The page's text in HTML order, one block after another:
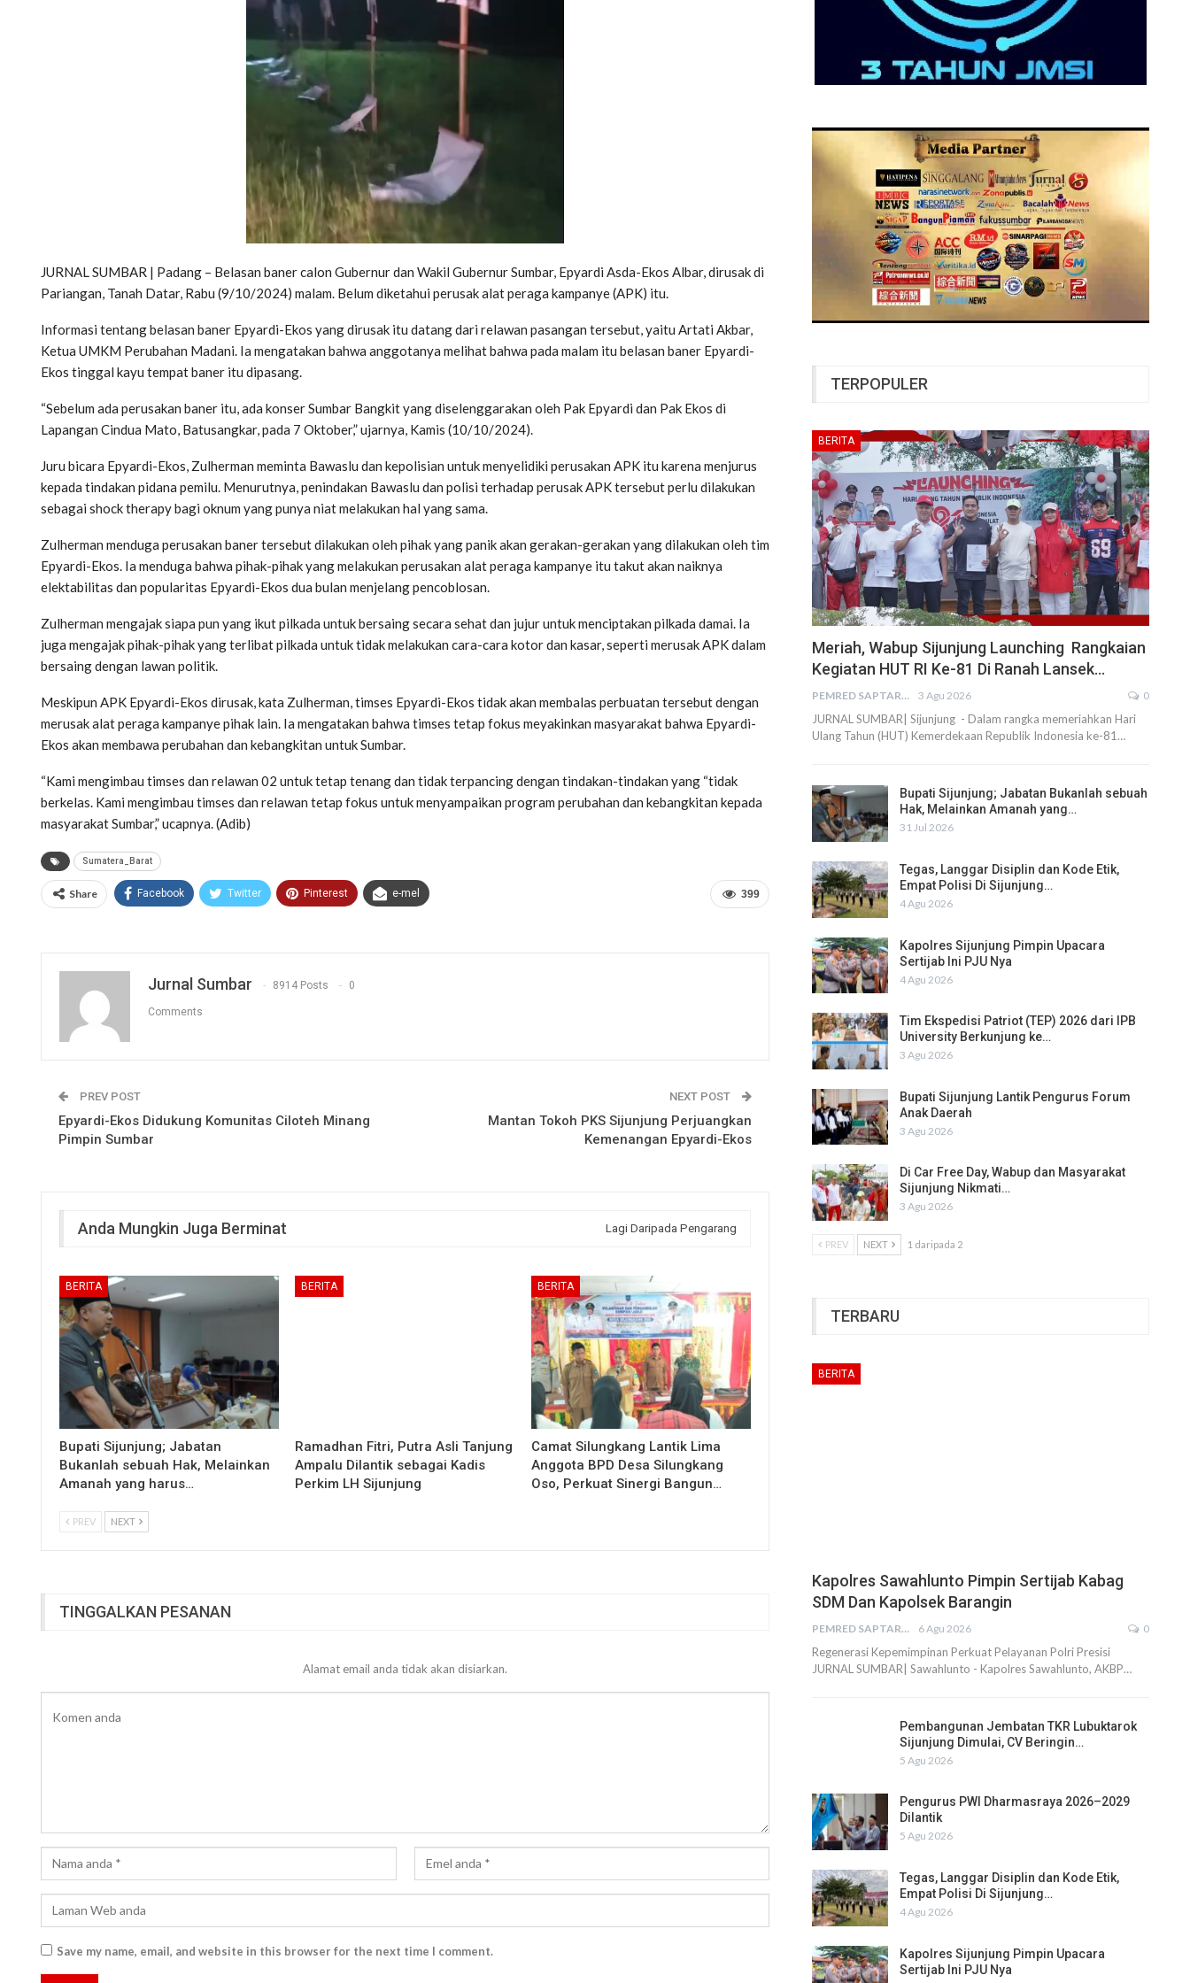
JURNAL SUMBAR | Padang – Belasan baner calon Gubernur dan Wakil Gubernur Sumbar, Epyardi Asda-Ekos Albar, dirusak di
Pariangan, Tanah Datar, Rabu (9/10/2024) malam. Belum diketahui perusak alat peraga kampanye (APK) itu.
Informasi tentang belasan baner Epyardi-Ekos yang dirusak itu datang dari relawan pasangan tersebut, yaitu Artati Akbar,
Ketua UMKM Perubahan Madani. Ia mengatakan bahwa anggotanya melihat bahwa pada malam itu belasan baner Epyardi-
Ekos tinggal kayu tempat baner itu dipasang.
“Sebelum ada perusakan baner itu, ada konser Sumbar Bangkit yang diselenggarakan oleh Pak Epyardi dan Pak Ekos di
Lapangan Cindua Mato, Batusangkar, pada 7 Oktober,” ujarnya, Kamis (10/10/2024).
Juru bicara Epyardi-Ekos, Zulherman meminta Bawaslu dan kepolisian untuk menyelidiki perusakan APK itu karena menjurus
kepada tindakan pidana pemilu. Menurutnya, penindakan Bawaslu dan polisi terhadap perusak APK tersebut perlu dilakukan
sebagai shock therapy bagi oknum yang punya niat melakukan hal yang sama.
Zulherman menduga perusakan baner tersebut dilakukan oleh pihak yang panik akan gerakan-gerakan yang dilakukan oleh tim
Epyardi-Ekos. Ia menduga bahwa pihak-pihak yang melakukan perusakan alat peraga kampanye itu takut akan naiknya
elektabilitas dan popularitas Epyardi-Ekos dua bulan menjelang pencoblosan.
Zulherman mengajak siapa pun yang ikut pilkada untuk bersaing secara sehat dan jujur untuk menciptakan pilkada damai. Ia
juga mengajak pihak-pihak yang terlibat pilkada untuk tidak melakukan cara-cara kotor dan kasar, seperti merusak APK dalam
bersaing dengan lawan politik.
Meskipun APK Epyardi-Ekos dirusak, kata Zulherman, timses Epyardi-Ekos tidak akan membalas perbuatan tersebut dengan
merusak alat peraga kampanye pihak lain. Ia mengatakan bahwa timses tetap fokus meyakinkan masyarakat bahwa Epyardi-
Ekos akan membawa perubahan dan kebangkitan untuk Sumbar.
“Kami mengimbau timses dan relawan 02 untuk tetap tenang dan tidak terpancing dengan tindakan-tindakan yang “tidak
berkelas. Kami mengimbau timses dan relawan tetap fokus untuk menyampaikan program perubahan dan kebangkitan kepada
masyarakat Sumbar,” ucapnya. (Adib)
Sumatera_Barat
399
Share Facebook Twitter Pinterest e-mel
Jurnal Sumbar 8914 Posts 0
Comments
PREV POST
Epyardi-Ekos Didukung Komunitas Ciloteh Minang
Pimpin Sumbar
NEXT POST
Mantan Tokoh PKS Sijunjung Perjuangkan
Kemenangan Epyardi-Ekos
Anda Mungkin Juga Berminat Lagi Daripada Pengarang
BERITA
Bupati Sijunjung; Jabatan
Bukanlah sebuah Hak, Melainkan
Amanah yang harus…
BERITA
Ramadhan Fitri, Putra Asli Tanjung
Ampalu Dilantik sebagai Kadis
Perkim LH Sijunjung
BERITA
Camat Silungkang Lantik Lima
Anggota BPD Desa Silungkang
Oso, Perkuat Sinergi Bangun…
PREV NEXT
TINGGALKAN PESANAN
Alamat email anda tidak akan disiarkan.
Save my name, email, and website in this browser for the next time I comment.
TERPOPULER
BERITA
Meriah, Wabup Sijunjung Launching Rangkaian
Kegiatan HUT RI Ke-81 Di Ranah Lansek…
PEMRED SAPTARIUS 3 Agu 2026 0
JURNAL SUMBAR| Sijunjung - Dalam rangka memeriahkan Hari
Ulang Tahun (HUT) Kemerdekaan Republik Indonesia ke-81…
Bupati Sijunjung; Jabatan Bukanlah sebuah
Hak, Melainkan Amanah yang…
31 Jul 2026
Tegas, Langgar Disiplin dan Kode Etik,
Empat Polisi Di Sijunjung…
4 Agu 2026
Kapolres Sijunjung Pimpin Upacara
Sertijab Ini PJU Nya
4 Agu 2026
Tim Ekspedisi Patriot (TEP) 2026 dari IPB
University Berkunjung ke…
3 Agu 2026
Bupati Sijunjung Lantik Pengurus Forum
Anak Daerah
3 Agu 2026
Di Car Free Day, Wabup dan Masyarakat
Sijunjung Nikmati…
3 Agu 2026
PREV NEXT 1 daripada 2
TERBARU
BERITA
Kapolres Sawahlunto Pimpin Sertijab Kabag
SDM Dan Kapolsek Barangin
PEMRED SAPTARIUS 6 Agu 2026 0
Regenerasi Kepemimpinan Perkuat Pelayanan Polri Presisi
JURNAL SUMBAR| Sawahlunto - Kapolres Sawahlunto, AKBP…
Pembangunan Jembatan TKR Lubuktarok
Sijunjung Dimulai, CV Beringin…
5 Agu 2026
Pengurus PWI Dharmasraya 2026–2029
Dilantik
5 Agu 2026
Tegas, Langgar Disiplin dan Kode Etik,
Empat Polisi Di Sijunjung…
4 Agu 2026
Kapolres Sijunjung Pimpin Upacara
Sertijab Ini PJU Nya